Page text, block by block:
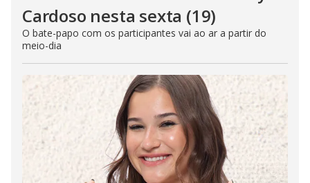
Cardoso nesta sexta (19)
O bate-papo com os participantes vai ao ar a partir do
meio-dia